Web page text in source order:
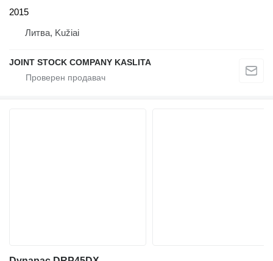
2015
Литва, Kužiai
JOINT STOCK COMPANY KASLITA